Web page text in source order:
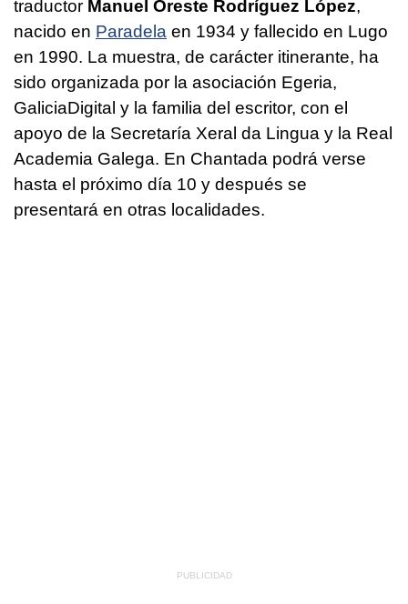
traductor Manuel Oreste Rodríguez López,
nacido en Paradela en 1934 y fallecido en Lugo
en 1990. La muestra, de carácter itinerante, ha
sido organizada por la asociación Egeria,
GaliciaDigital y la familia del escritor, con el
apoyo de la Secretaría Xeral da Lingua y la Real
Academia Galega. En Chantada podrá verse
hasta el próximo día 10 y después se
presentará en otras localidades.